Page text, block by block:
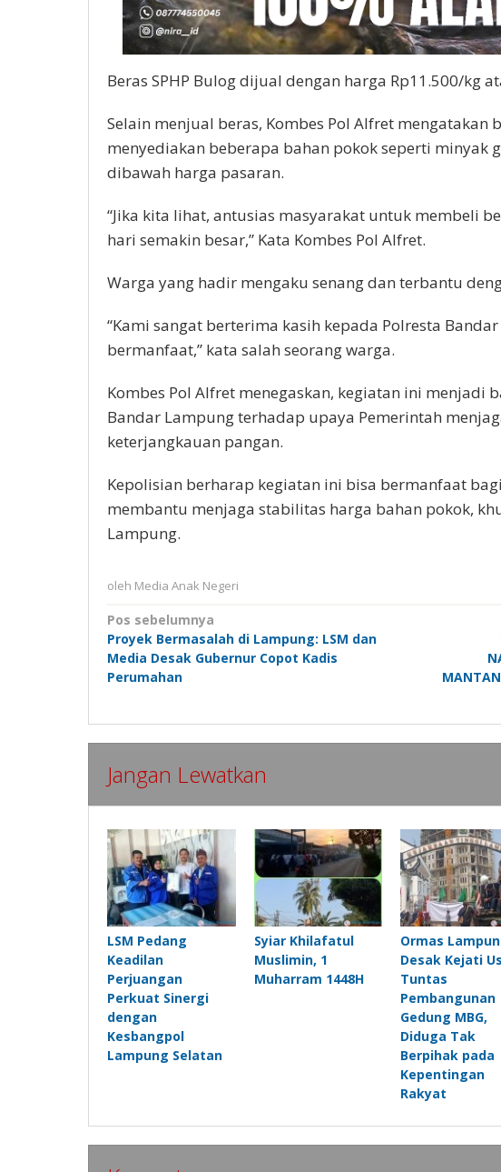
Beras SPHP Bulog dijual dengan harga Rp11.500/kg
Selain menjual beras, Kombes Pol Alfret mengatakan
menyediakan beberapa bahan pokok seperti minyak
dibawah harga pasaran.
“Jika kita lihat, antusias masyarakat untuk membeli
hari semakin besar,” Kata Kombes Pol Alfret.
Warga yang hadir mengaku senang dan terbantu
“Kami sangat berterima kasih kepada Polresta
bermanfaat,” kata salah seorang warga.
Kombes Pol Alfret menegaskan, kegiatan ini menjadi
Bandar Lampung terhadap upaya Pemerintah
keterjangkauan pangan.
Kepolisian berharap kegiatan ini bisa bermanfaat
membantu menjaga stabilitas harga bahan pokok,
Lampung.
oleh Media Anak Negeri
Navigasi
pos
Pos sebelumnya
Proyek Bermasalah di Lampung: LSM dan
Media Desak Gubernur Copot Kadis
Perumahan
Jangan Lewatkan
LSM Pedang
Keadilan
Perjuangan
Perkuat Sinergi
dengan
Kesbangpol
Lampung Selatan
Syiar Khilafatul
Muslimin, 1
Muharram 1448H
Ormas
Desak Kejati
Tuntas
Pembangunan
Gedung MBG,
Diduga Tak
Berpihak pada
Kepentingan
Rakyat